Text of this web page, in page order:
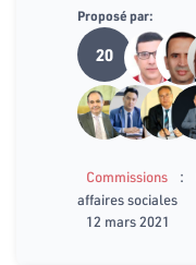
Proposé par:
20
Commissions :
affaires sociales
12 mars 2021